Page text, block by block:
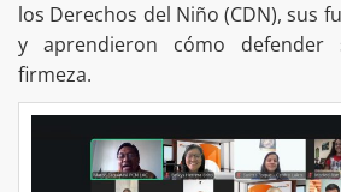
los Derechos del Niño (CDN), sus
y aprendieron cómo defender
firmeza.